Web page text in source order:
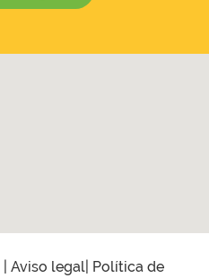
Aviso legal| Política de